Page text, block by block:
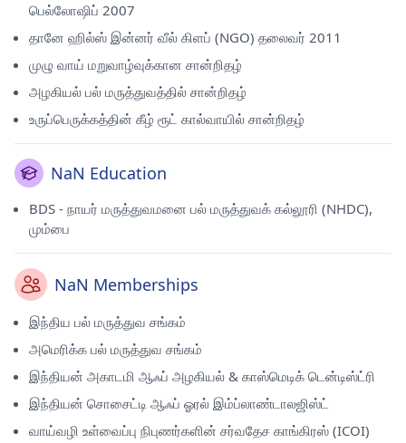
பெல்லோஷிப் 2007
தானே ஹில்ஸ் இன்னர் வீல் கிளப் (NGO) தலைவர் 2011
முழு வாய் மறுவாழ்வுக்கான சான்றிதழ்
அழகியல் பல் மருத்துவத்தில் சான்றிதழ்
உருப்பெருக்கத்தின் கீழ் ரூட் கால்வாயில் சான்றிதழ்
NaN Education
BDS - நாயர் மருத்துவமனை பல் மருத்துவக் கல்லூரி (NHDC),
மும்பை
NaN Memberships
இந்திய பல் மருத்துவ சங்கம்
அமெரிக்க பல் மருத்துவ சங்கம்
இந்தியன் அகாடமி ஆஃப் அழகியல் & காஸ்மெடிக் டென்டிஸ்ட்ரி
இந்தியன் சொசைட்டி ஆஃப் ஓரல் இம்ப்லாண்டாலஜிஸ்ட்
வாய்வழி உள்வைப்பு நிபுணர்களின் சர்வதேச காங்கிரஸ் (ICOI)